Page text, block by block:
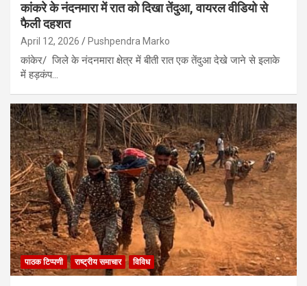
कांकरे के नंदनमारा में रात को दिखा तेंदुआ, वायरल वीडियो से
फैली दहशत
April 12, 2026 Pushpendra Marko
कांकेर/ जिले के नंदनमारा क्षेत्र में बीती रात एक तेंदुआ देखे जाने से इलाके
में हड़कंप…
पाठक टिप्पणी राष्ट्रीय समाचार विविध